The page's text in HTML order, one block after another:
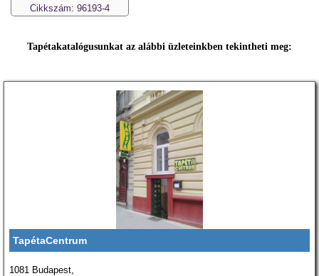
Cikkszám: 96193-4
Tapétakatalógusunkat az alábbi üzleteinkben tekintheti meg:
TapétaCentrum
1081 Budapest,